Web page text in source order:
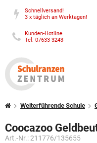
Schnellversand!
3 x täglich an Werktagen!
Kunden-Hotline
Tel. 07633 3243
Weiterführende Schule
Coocazoo
Art.-Nr.:211776/135655